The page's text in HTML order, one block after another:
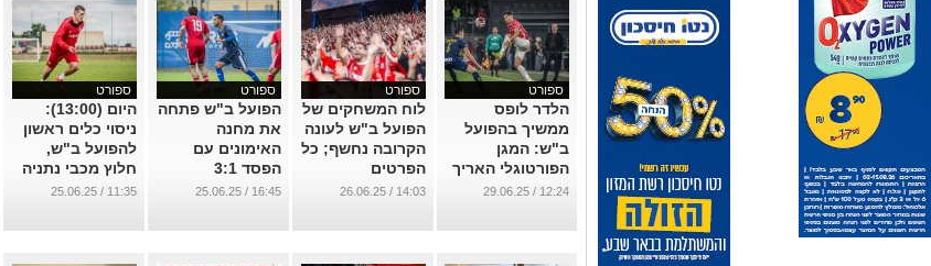
ספורט
הלדר לופס
ממשיך בהפועל
ב"ש: המגן
הפורטוגלי האריך
חוזהו לעונה
...
12:24 / 29.06.25
ספורט
לוח המשחקים של
הפועל ב"ש לעונה
הקרובה נחשף; כל
הפרטים
...
14:03 / 26.06.25
ספורט
הפועל ב"ש פתחה
את מחנה
האימונים עם
הפסד 3:1
לפולוניה ביטום
16:45 / 25.06.25
ספורט
היום (13:00):
ניסוי כלים ראשון
להפועל ב"ש,
חלוץ מכבי נתניה
חתם באופן רשמי
11:35 / 25.06.25